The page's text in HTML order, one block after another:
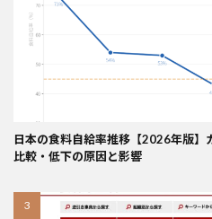
日本の食料自給率推移【2026年版】
比較・低下の原因と影響